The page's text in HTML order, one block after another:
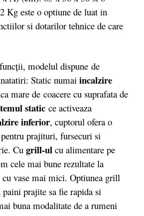
Kg este o optiune de luat in
si dotarilor tehnice de care
modelul dispune de
Static numai incalzire
mare de coacere cu suprafata de
static ce activeaza
inferior, cuptorul ofera o
prajituri, fursecuri si
Cu grill-ul cu alimentare pe
cele mai bune rezultate la
vase mai mici. Optiunea grill
paini prajite sa fie rapida si
buna modalitate de a rumeni